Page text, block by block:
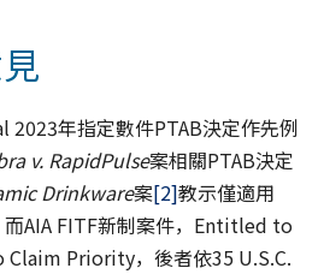
2023年指定數件PTAB決定作先例
v. RapidPulse案相關PTAB決定
Drinkware案[2]教示僅適用
AIA FITF新制案件，Entitled to
Priority，後者依35 U.S.C.